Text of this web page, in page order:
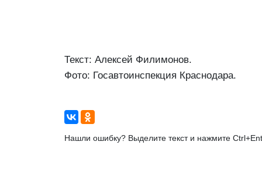
Текст: Алексей Филимонов.
Фото: Госавтоинспекция Краснодара.
Нашли ошибку? Выделите текст и нажмите